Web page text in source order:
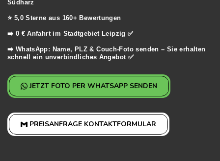
Südharz
⭐️ 5,0 Sterne aus 160+ Bewertungen
➡️ 0 € Anfahrt im Stadtgebiet Leipzig ✅
➡️ WhatsApp: Name, PLZ & Couch-Foto senden – Sie erhalten
schnell ein unverbindliches Angebot ✅
JETZT FOTO PER WHATSAPP SENDEN
PREISANFRAGE KONTAKTFORMULAR